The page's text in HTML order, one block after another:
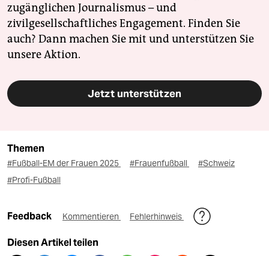
zugänglichen Journalismus – und
zivilgesellschaftliches Engagement. Finden Sie
auch? Dann machen Sie mit und unterstützen Sie
unsere Aktion.
Jetzt unterstützen
Themen
#Fußball-EM der Frauen 2025 #Frauenfußball
#Schweiz
#Profi-Fußball
Feedback Kommentieren Fehlerhinweis
Diesen Artikel teilen